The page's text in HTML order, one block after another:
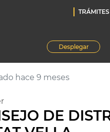
TRÁMITES
Desplegar
hace 9 meses
DE